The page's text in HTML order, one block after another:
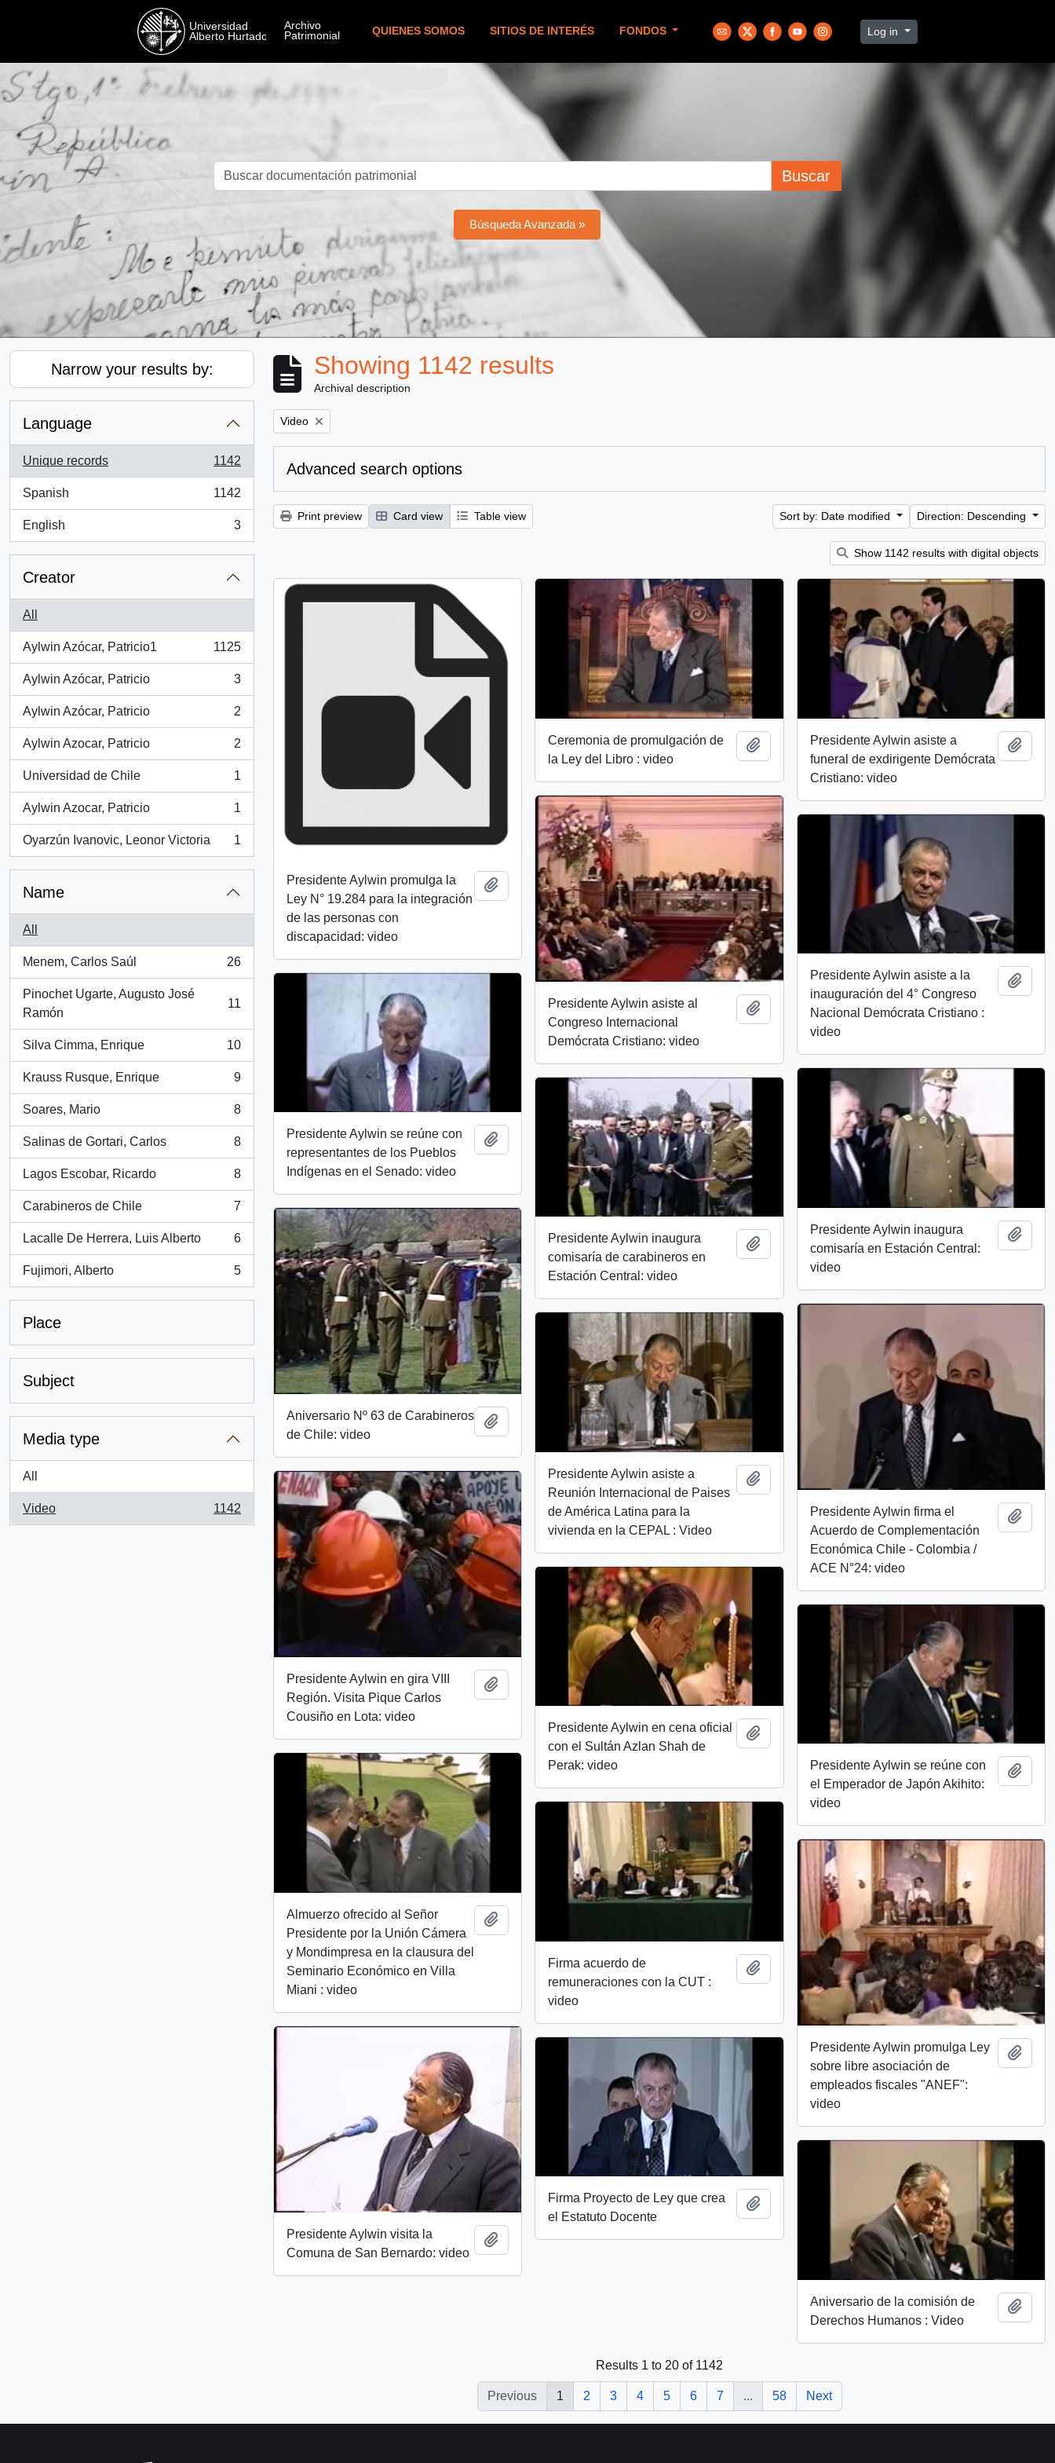
QUIENES SOMOS SITIOS DE INTERÉS FONDOS Log in
Buscar
Búsqueda Avanzada »
Narrow your results by:
Language
Unique records
, 1142 results
1142
Spanish
, 1142 results
1142
English
, 3 results
3
Creator
All
Aylwin Azócar, Patricio1
, 1125 results
1125
Aylwin Azócar, Patricio
, 3 results
3
Aylwin Azócar, Patricio
, 2 results
2
Aylwin Azocar, Patricio
, 2 results
2
Universidad de Chile
, 1 results
1
Aylwin Azocar, Patricio
, 1 results
1
Oyarzún Ivanovic, Leonor Victoria
, 1 results
1
Name
All
Menem, Carlos Saúl
, 26 results
26
Pinochet Ugarte, Augusto José
Ramón
, 11 results
11
Silva Cimma, Enrique
, 10 results
10
Krauss Rusque, Enrique
, 9 results
9
Soares, Mario
, 8 results
8
Salinas de Gortari, Carlos
, 8 results
8
Lagos Escobar, Ricardo
, 8 results
8
Carabineros de Chile
, 7 results
7
Lacalle De Herrera, Luis Alberto
, 6 results
6
Fujimori, Alberto
, 5 results
5
Place
Subject
Media type
All
Video
, 1142 results
1142
Showing 1142 results
Archival description
Remove filter:
Video
Advanced search options
Print preview Card view Table view Sort by: Date modified Direction: Descending
Show 1142 results with digital objects
Presidente Aylwin promulga la
Ley N° 19.284 para la integración
de las personas con
discapacidad: video
Add to clipboard
Ceremonia de promulgación de
la Ley del Libro : video
Add to clipboardPresidente Aylwin asiste a
funeral de exdirigente Demócrata
Cristiano: video
Add
Presidente Aylwin asiste al
Congreso Internacional
Demócrata Cristiano: video
Add to clipboard
Presidente Aylwin asiste a la
inauguración del 4° Congreso
Nacional Demócrata Cristiano :
video
Add
Presidente Aylwin se reúne con
representantes de los Pueblos
Indígenas en el Senado: video
Add to clipboard
Presidente Aylwin inaugura
comisaría en Estación Central:
video
Add
Presidente Aylwin inaugura
comisaría de carabineros en
Estación Central: video
Add to clipboard
Aniversario Nº 63 de Carabineros
de Chile: video
Add to clipboard
Presidente Aylwin firma el
Acuerdo de Complementación
Económica Chile - Colombia /
ACE N°24: video
Add
Presidente Aylwin asiste a
Reunión Internacional de Paises
de América Latina para la
vivienda en la CEPAL : Video
Add to clipboard
Presidente Aylwin en gira VIII
Región. Visita Pique Carlos
Cousiño en Lota: video
Add to clipboard
Presidente Aylwin en cena oficial
con el Sultán Azlan Shah de
Perak: video
Add to clipboard
Presidente Aylwin se reúne con
el Emperador de Japón Akihito:
video
Add
Almuerzo ofrecido al Señor
Presidente por la Unión Cámera
y Mondimpresa en la clausura del
Seminario Económico en Villa
Miani : video
Firma acuerdo de
remuneraciones con la CUT :
video
Add to clipboard
Presidente Aylwin promulga Ley
sobre libre asociación de
empleados fiscales "ANEF":
video
Add
Presidente Aylwin visita la
Comuna de San Bernardo: video
Add to clipboard
Firma Proyecto de Ley que crea
el Estatuto Docente
Add to clipboard
Aniversario de la comisión de
Derechos Humanos : Video
Add
Results 1 to 20 of 1142
Previous 1 2 3 4 5 6 7 ... 58 Next